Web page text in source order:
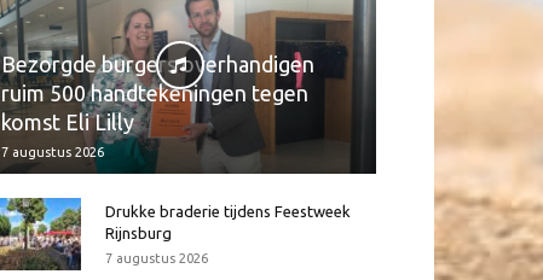
Bezorgde burgers overhandigen
ruim 500 handtekeningen tegen
komst Eli Lilly
7 augustus 2026
Drukke braderie tijdens Feestweek
Rijnsburg
7 augustus 2026